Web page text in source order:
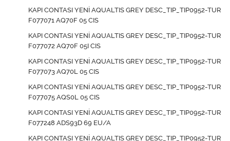
KAPI CONTASI YENİ AQUALTIS GREY DESC_TIP_TIP0952-TUR
F077071 AQ70F 05 CIS
KAPI CONTASI YENİ AQUALTIS GREY DESC_TIP_TIP0952-TUR
F077072 AQ70F 05I CIS
KAPI CONTASI YENİ AQUALTIS GREY DESC_TIP_TIP0952-TUR
F077073 AQ70L 05 CIS
KAPI CONTASI YENİ AQUALTIS GREY DESC_TIP_TIP0952-TUR
F077075 AQS0L 05 CIS
KAPI CONTASI YENİ AQUALTIS GREY DESC_TIP_TIP0952-TUR
F077248 ADS93D 69 EU/A
KAPI CONTASI YENİ AQUALTIS GREY DESC_TIP_TIP0952-TUR